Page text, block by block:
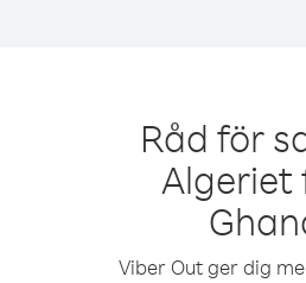
Råd för
Algeriet
Viber Out ger dig